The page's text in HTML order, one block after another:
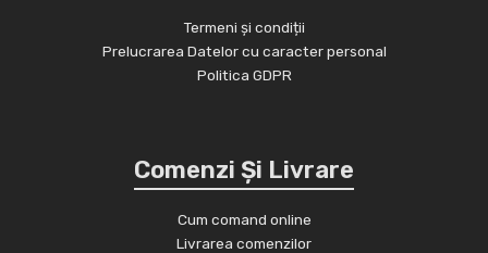
Termeni și condiții
Prelucrarea Datelor cu caracter personal
Politica GDPR
Comenzi Și Livrare
Cum comand online
Livrarea comenzilor